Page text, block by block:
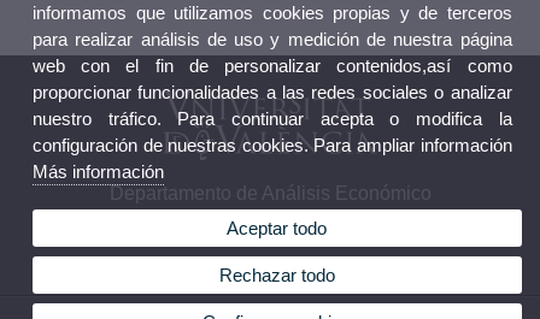
Departamento de Análisis Económico
informamos que utilizamos cookies propias y de terceros
para realizar análisis de uso y medición de nuestra página
web con el fin de personalizar contenidos,así como
proporcionar funcionalidades a las redes sociales o analizar
nuestro tráfico. Para continuar acepta o modifica la
configuración de nuestras cookies. Para ampliar información
Más información
Aceptar todo
Rechazar todo